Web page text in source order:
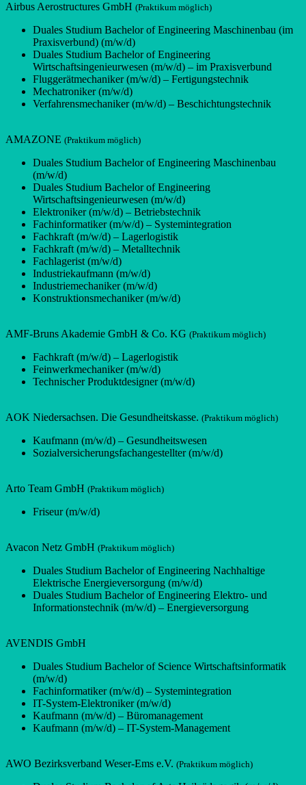
Airbus Aerostructures GmbH (Praktikum möglich)
Duales Studium Bachelor of Engineering Maschinenbau (im
Praxisverbund) (m/w/d)
Duales Studium Bachelor of Engineering
Wirtschaftsingenieurwesen (m/w/d) – im Praxisverbund
Fluggerätmechaniker (m/w/d) – Fertigungstechnik
Mechatroniker (m/w/d)
Verfahrensmechaniker (m/w/d) – Beschichtungstechnik
AMAZONE (Praktikum möglich)
Duales Studium Bachelor of Engineering Maschinenbau
(m/w/d)
Duales Studium Bachelor of Engineering
Wirtschaftsingenieurwesen (m/w/d)
Elektroniker (m/w/d) – Betriebstechnik
Fachinformatiker (m/w/d) – Systemintegration
Fachkraft (m/w/d) – Lagerlogistik
Fachkraft (m/w/d) – Metalltechnik
Fachlagerist (m/w/d)
Industriekaufmann (m/w/d)
Industriemechaniker (m/w/d)
Konstruktionsmechaniker (m/w/d)
AMF-Bruns Akademie GmbH & Co. KG (Praktikum möglich)
Fachkraft (m/w/d) – Lagerlogistik
Feinwerkmechaniker (m/w/d)
Technischer Produktdesigner (m/w/d)
AOK Niedersachsen. Die Gesundheitskasse. (Praktikum möglich)
Kaufmann (m/w/d) – Gesundheitswesen
Sozialversicherungsfachangestellter (m/w/d)
Arto Team GmbH (Praktikum möglich)
Friseur (m/w/d)
Avacon Netz GmbH (Praktikum möglich)
Duales Studium Bachelor of Engineering Nachhaltige
Elektrische Energieversorgung (m/w/d)
Duales Studium Bachelor of Engineering Elektro- und
Informationstechnik (m/w/d) – Energieversorgung
AVENDIS GmbH
Duales Studium Bachelor of Science Wirtschaftsinformatik
(m/w/d)
Fachinformatiker (m/w/d) – Systemintegration
IT-System-Elektroniker (m/w/d)
Kaufmann (m/w/d) – Büromanagement
Kaufmann (m/w/d) – IT-System-Management
AWO Bezirksverband Weser-Ems e.V. (Praktikum möglich)